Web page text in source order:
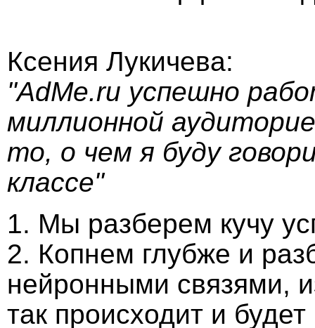
Ксения Лукичева:
"AdMe.ru успешно
миллионной
то, о чем я буду
классе"
1. Мы разберем кучу
2. Копнем глубже и
нейронными связями,
так происходит и